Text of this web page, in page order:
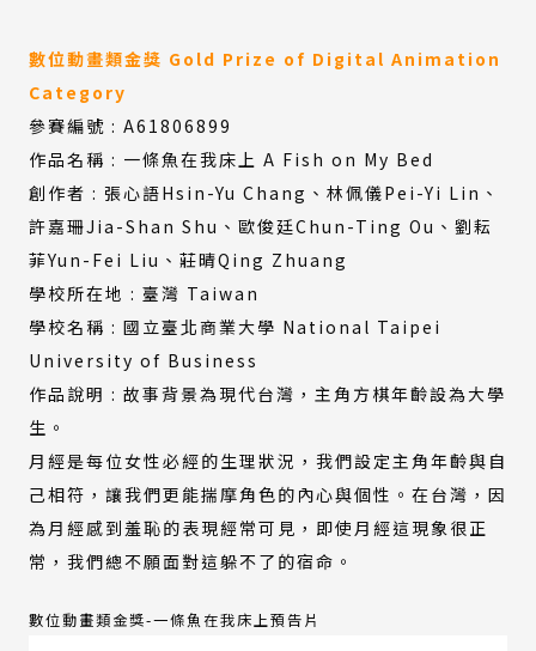
數位動畫類金獎 Gold Prize of Digital Animation
Category
參賽編號 : A61806899
作品名稱 : 一條魚在我床上 A Fish on My Bed
創作者 : 張心語Hsin-Yu Chang、林佩儀Pei-Yi Lin、
許嘉珊Jia-Shan Shu、歐俊廷Chun-Ting Ou、劉耘
菲Yun-Fei Liu、莊晴Qing Zhuang
學校所在地 : 臺灣 Taiwan
學校名稱 : 國立臺北商業大學 National Taipei
University of Business
作品說明 : 故事背景為現代台灣，主角方棋年齡設為大學
生。
月經是每位女性必經的生理狀況，我們設定主角年齡與自
己相符，讓我們更能揣摩角色的內心與個性。在台灣，因
為月經感到羞恥的表現經常可見，即使月經這現象很正
常，我們總不願面對這躲不了的宿命。
數位動畫類金獎-一條魚在我床上預告片